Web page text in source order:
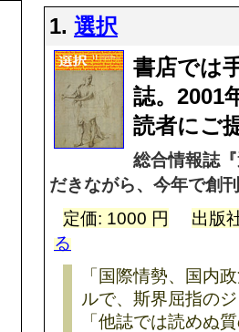
1. 選択
書店では
誌。2001
読者にご
総合情報誌
だきながら、今年で創
定価: 1000 円
出版
る
「国際情勢、国内
ルで、斯界屈指の
「他誌では読めぬ